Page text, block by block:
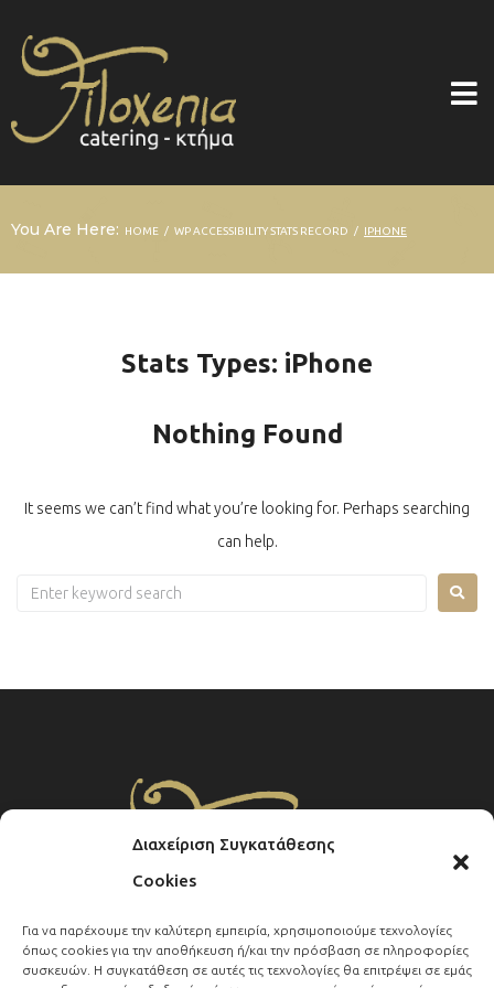
Διαχείριση Συγκατάθεσης
Cookies
Για να παρέχουμε την καλύτερη εμπειρία, χρησιμοποιούμε τεχνολογίες
όπως cookies για την αποθήκευση ή/και την πρόσβαση σε πληροφορίες
συσκευών. Η συγκατάθεση σε αυτές τις τεχνολογίες θα επιτρέψει σε εμάς
You Are Here: HOME / WP ACCESSIBILITY STATS RECORD / IPHONE
Stats Types: iPhone
Nothing Found
It seems we can’t find what you’re looking for. Perhaps searching
can help.
Copyright ©2022 Filoxenia Κτημα Catering. All rights reserved.
Design & development :
Open web & more